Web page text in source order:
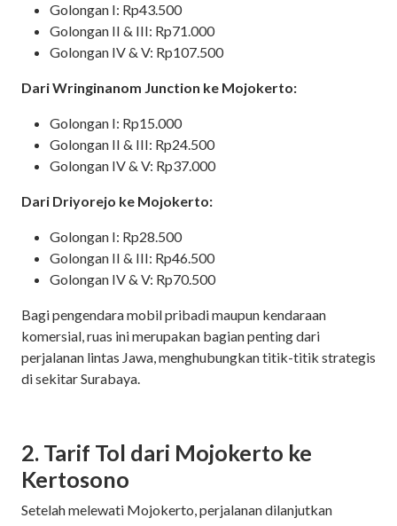
Golongan I: Rp43.500
Golongan II & III: Rp71.000
Golongan IV & V: Rp107.500
Dari Wringinanom Junction ke Mojokerto:
Golongan I: Rp15.000
Golongan II & III: Rp24.500
Golongan IV & V: Rp37.000
Dari Driyorejo ke Mojokerto:
Golongan I: Rp28.500
Golongan II & III: Rp46.500
Golongan IV & V: Rp70.500
Bagi pengendara mobil pribadi maupun kendaraan
komersial, ruas ini merupakan bagian penting dari
perjalanan lintas Jawa, menghubungkan titik-titik strategis
di sekitar Surabaya.
2. Tarif Tol dari Mojokerto ke
Kertosono
Setelah melewati Mojokerto, perjalanan dilanjutkan